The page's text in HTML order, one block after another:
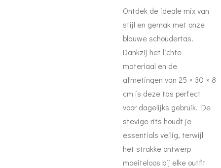
Ontdek de ideale mix van
stijl en gemak met onze
blauwe schoudertas.
Dankzij het lichte
materiaal en de
afmetingen van 25 × 30 × 8
cm is deze tas perfect
voor dagelijks gebruik. De
stevige rits houdt je
essentials veilig, terwijl
het strakke ontwerp
moeiteloos bij elke outfit